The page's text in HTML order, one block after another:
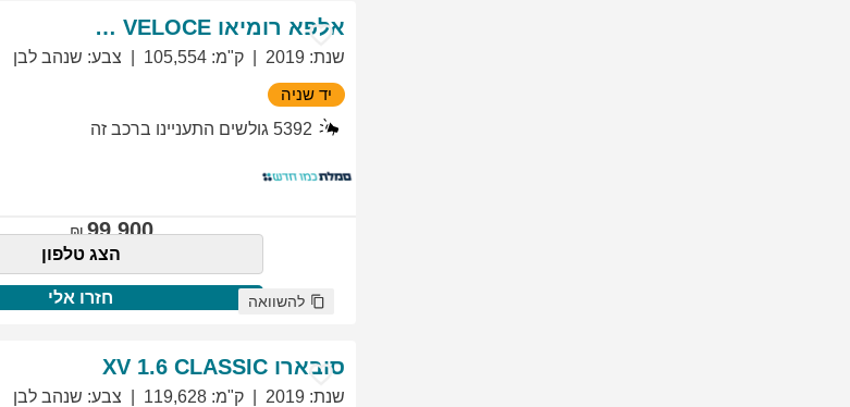
אלפא רומיאו GIULIETTA VELOCE
שנת:
2019 ק"מ:
105,554 צבע: שנהב לבן
יד שניה
5392 גולשים התעניינו ברכב זה
99,900
הצג טלפון
חזרו אלי להשוואה
סובארו XV 1.6 CLASSIC
שנת:
2019 ק"מ:
119,628 צבע: שנהב לבן